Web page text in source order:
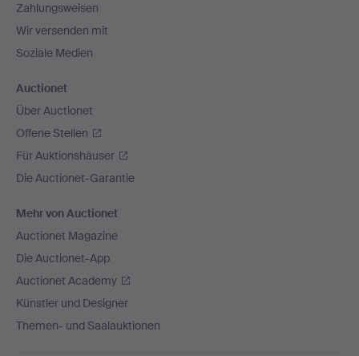
Zahlungsweisen
Wir versenden mit
Soziale Medien
Auctionet
Über Auctionet
Offene Stellen
Für Auktionshäuser
Die Auctionet-Garantie
Mehr von Auctionet
Auctionet Magazine
Die Auctionet-App
Auctionet Academy
Künstler und Designer
Themen- und Saalauktionen